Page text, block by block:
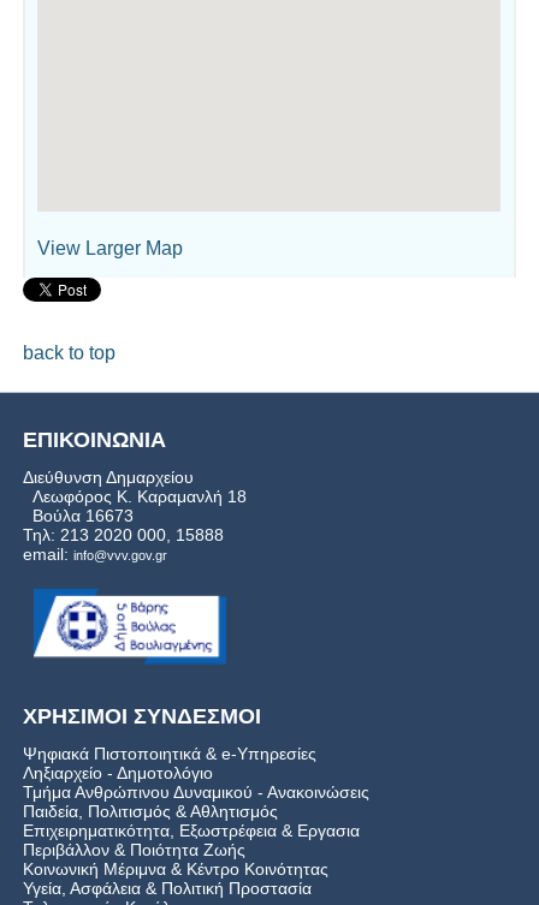
View Larger Map
back to top
ΕΠΙΚΟΙΝΩΝΙΑ
Διεύθυνση Δημαρχείου
Λεωφόρος Κ. Καραμανλή 18
Βούλα 16673
Τηλ: 213 2020 000, 15888
email: info@vvv.gov.gr
ΧΡΗΣΙΜΟΙ ΣΥΝΔΕΣΜΟΙ
Ψηφιακά Πιστοποιητικά & e-Υπηρεσίες
Ληξιαρχείο - Δημοτολόγιο
Τμήμα Ανθρώπινου Δυναμικού - Ανακοινώσεις
Παιδεία, Πολιτισμός & Αθλητισμός
Επιχειρηματικότητα, Εξωστρέφεια & Εργασια
Περιβάλλον & Ποιότητα Ζωής
Kοινωνική Μέριμνα & Κέντρο Κοινότητας
Υγεία, Ασφάλεια & Πολιτική Προστασία